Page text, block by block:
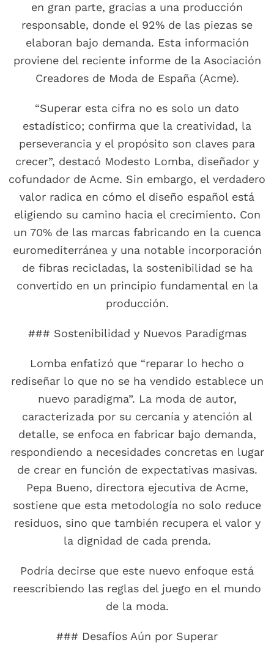
en gran parte, gracias a una producción
responsable, donde el 92% de las piezas se
elaboran bajo demanda. Esta información
proviene del reciente informe de la Asociación
Creadores de Moda de España (Acme).
“Superar esta cifra no es solo un dato
estadístico; confirma que la creatividad, la
perseverancia y el propósito son claves para
crecer”, destacó Modesto Lomba, diseñador y
cofundador de Acme. Sin embargo, el verdadero
valor radica en cómo el diseño español está
eligiendo su camino hacia el crecimiento. Con
un 70% de las marcas fabricando en la cuenca
euromediterránea y una notable incorporación
de fibras recicladas, la sostenibilidad se ha
convertido en un principio fundamental en la
producción.
### Sostenibilidad y Nuevos Paradigmas
Lomba enfatizó que “reparar lo hecho o
rediseñar lo que no se ha vendido establece un
nuevo paradigma”. La moda de autor,
caracterizada por su cercanía y atención al
detalle, se enfoca en fabricar bajo demanda,
respondiendo a necesidades concretas en lugar
de crear en función de expectativas masivas.
Pepa Bueno, directora ejecutiva de Acme,
sostiene que esta metodología no solo reduce
residuos, sino que también recupera el valor y
la dignidad de cada prenda.
Podría decirse que este nuevo enfoque está
reescribiendo las reglas del juego en el mundo
de la moda.
### Desafíos Aún por Superar